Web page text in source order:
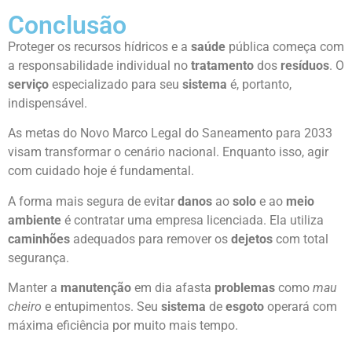
Conclusão
Proteger os recursos hídricos e a saúde pública começa com
a responsabilidade individual no tratamento dos resíduos. O
serviço especializado para seu sistema é, portanto,
indispensável.
As metas do Novo Marco Legal do Saneamento para 2033
visam transformar o cenário nacional. Enquanto isso, agir
com cuidado hoje é fundamental.
A forma mais segura de evitar danos ao solo e ao meio
ambiente é contratar uma empresa licenciada. Ela utiliza
caminhões adequados para remover os dejetos com total
segurança.
Manter a manutenção em dia afasta problemas como mau
cheiro e entupimentos. Seu sistema de esgoto operará com
máxima eficiência por muito mais tempo.